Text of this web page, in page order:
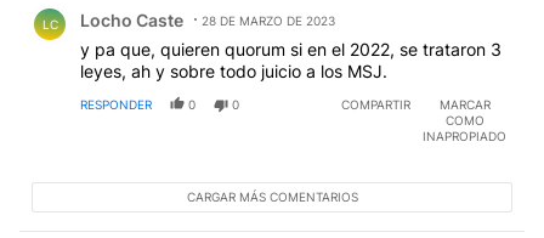
LC Locho Caste 28 DE MARZO DE 2023
y pa que, quieren quorum si en el 2022, se trataron 3
leyes, ah y sobre todo juicio a los MSJ.
RESPONDER 0 0 COMPARTIR
MARCAR
COMO
INAPROPIADO
CARGAR MÁS COMENTARIOS